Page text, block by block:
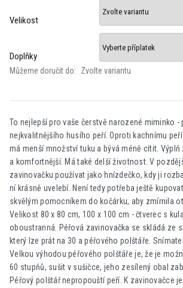
Velikost
Doplňky
Můžeme doručit do: Zvolte variantu
To nejlepší pro vaše čerstvě narozené miminko -
nejkvalitnějšího husího peří. Oproti kachnímu
má menší množství tuku a bývá méně cítit.
a komfortnější. Má také delší životnost. V
zavinovačku používat jako hnízdečko, kdy ji
ní krásně uvelebí. Není tedy potřeba ještě
skvělým pomocníkem do kočárku, aby zmírnila
Velikost 80 x 80 cm, 100 x 100 cm - čtverec s
oboustranná. Péřová zavinovačka se skládá ze
který lze prát na 30 a péřového polštáře.
Velkou výhodou péřového polštáře je, že je
60 stupňů, sušit v sušičce, jeho zesílený obal
Péřový polštář nepropouští peří. K zavinovačce